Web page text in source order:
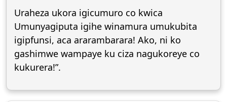
Uraheza ukora igicumuro co kwica
Umunyagiputa igihe winamura umukubita
igipfunsi, aca ararambarara! Ako, ni ko
gashimwe wampaye ku ciza nagukoreye co
kukurera!”.